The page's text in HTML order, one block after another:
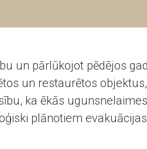
un pārlūkojot pēdējos
un restaurētos
ka ēkās
plānotiem evakuācijas